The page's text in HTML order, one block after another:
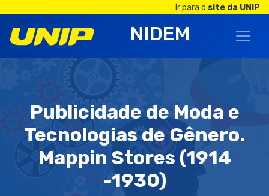
Ir para o site da UNIP
NIDEM
Publicidade de Moda e
Tecnologias de Gênero.
Mappin Stores (1914
-1930)